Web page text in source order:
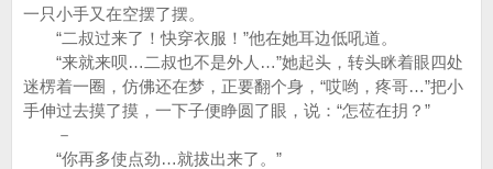
一只小手又在空摆了摆。
“二叔过来了！快穿衣服！”他在她耳边低吼道。
“来就来呗…二叔也不是外人…”她起头，转头眯着眼四处
迷楞着一圈，仿佛还在梦，正要翻个身，“哎哟，疼哥…”把小
手伸过去摸了摸，一下子便睁圆了眼，说：“怎莅在抈？”
－
“你再多使点劲…就拔出来了。”